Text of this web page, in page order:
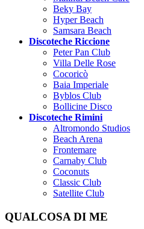
Beky Bay
Hyper Beach
Samsara Beach
Discoteche Riccione
Peter Pan Club
Villa Delle Rose
Cocoricò
Baia Imperiale
Byblos Club
Bollicine Disco
Discoteche Rimini
Altromondo Studios
Beach Arena
Frontemare
Carnaby Club
Coconuts
Classic Club
Satellite Club
QUALCOSA DI ME